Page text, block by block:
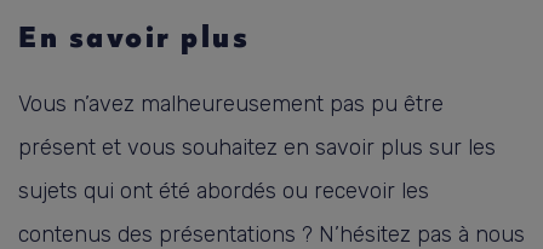
En savoir plus
Vous n’avez malheureusement pas pu être
présent et vous souhaitez en savoir plus sur les
sujets qui ont été abordés ou recevoir les
contenus des présentations ? N’hésitez pas à nous